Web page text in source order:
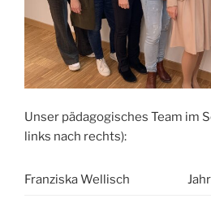
Unser pädagogisches Team im
links nach rechts):
Franziska Wellisch